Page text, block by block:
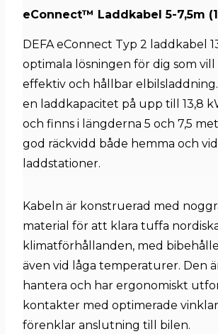
eConnect™ Laddkabel 5-7,5m
DEFA eConnect Typ 2 laddkabel
optimala lösningen för dig som vill
effektiv och hållbar
en laddkapacitet på upp till 13,8
och finns i längderna 5 och 7,5
god räckvidd både hemma och
laddstationer.
Kabeln är konstruerad med
material för att klara tuffa
klimatförhållanden, med
även vid låga temperaturer. Den
hantera och har ergonomiskt
kontakter med optimerade
förenklar anslutning till bilen.